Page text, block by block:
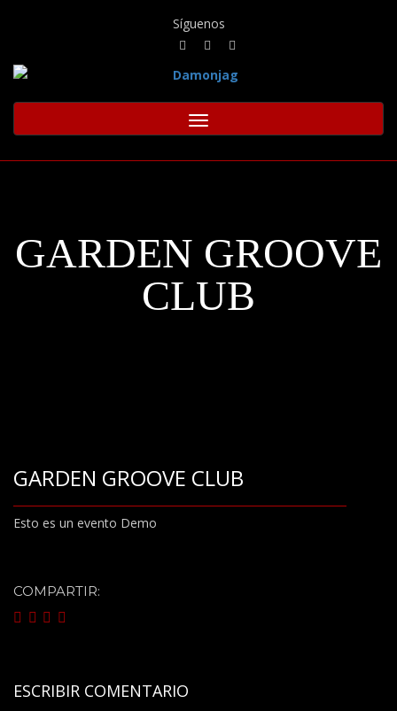
Síguenos
Toggle
navigation
GARDEN GROOVE
CLUB
GARDEN GROOVE CLUB
Esto es un evento Demo
COMPARTIR:
ESCRIBIR COMENTARIO